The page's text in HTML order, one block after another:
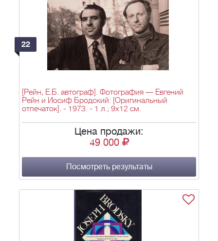
22
[Рейн, Е.Б. автограф]. Фотография — Евгений
Рейн и Иосиф Бродский: [Оригинальный
отпечаток]. - 1973. - 1 л.; 9х12 см.
Цена продажи:
49 000
Посмотреть результаты